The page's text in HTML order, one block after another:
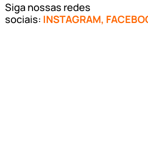
Siga nossas redes
sociais: INSTAGRAM,